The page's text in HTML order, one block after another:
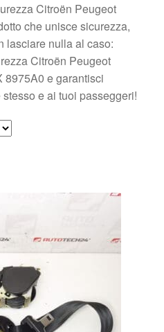
Citroën Peugeot
che unisce sicurezza,
lasciare nulla al caso:
Citroën Peugeot
8975A0 e garantisci
e ai tuoi passeggeri!